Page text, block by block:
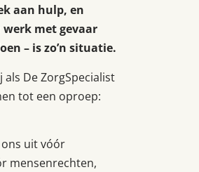
aan hulp, en
met gevaar
– is zo’n situatie.
De ZorgSpecialist
tot een oproep:
uit vóór
mensenrechten,